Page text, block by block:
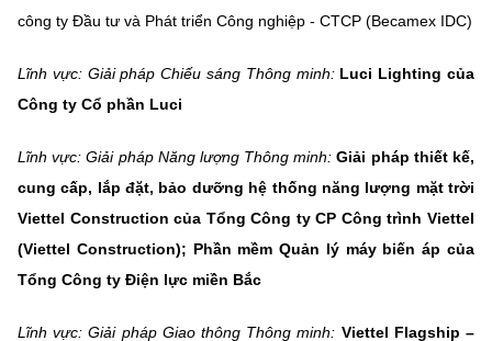
công ty Đầu tư và Phát triển Công nghiệp - CTCP (Becamex IDC)
Lĩnh vực: Giải pháp Chiếu sáng Thông minh: Luci Lighting của
Công ty Cổ phần Luci
Lĩnh vực: Giải pháp Năng lượng Thông minh:Giải pháp thiết kế,
cung cấp, lắp đặt, bảo dưỡng hệ thống năng lượng mặt trời
Viettel Construction của Tổng Công ty CP Công trình Viettel
(Viettel Construction); Phần mềm Quản lý máy biến áp của
Tổng Công ty Điện lực miền Bắc
Lĩnh vực: Giải pháp Giao thông Thông minh: Viettel Flagship –